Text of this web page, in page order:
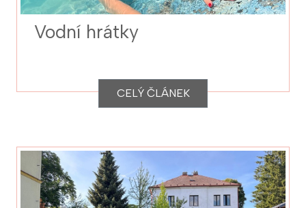
Vodní hrátky
CELÝ ČLÁNEK